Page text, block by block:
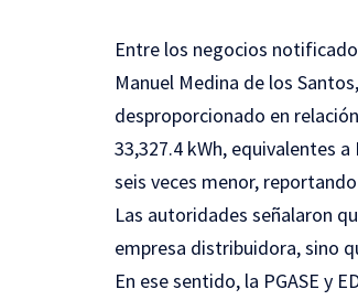
Entre los negocios
Manuel Medina de los
desproporcionado en
33,327.4 kWh, equivalentes
seis veces menor,
Las autoridades señalaron
empresa distribuidora, sino
En ese sentido, la PGASE y